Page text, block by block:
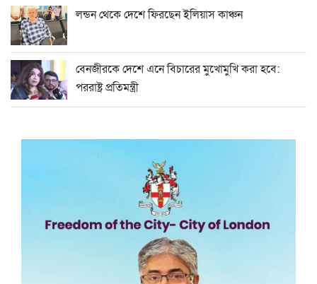
লন্ডন থেকে দেশে ফিরছেন ইলিয়াস কাঞ্চন
বেনজীরকে দেশে এনে বিচারের মুখোমুখি করা হবে:
পররাষ্ট্র প্রতিমন্ত্রী